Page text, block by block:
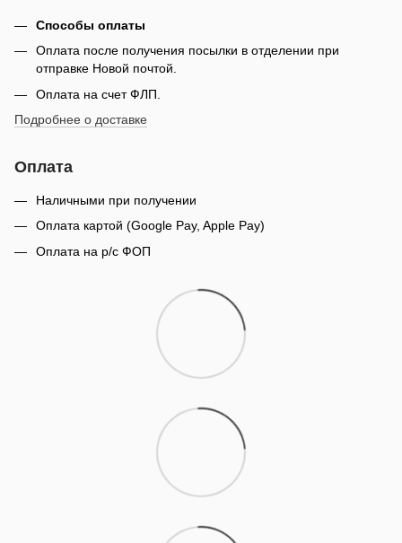
Способы оплаты
Оплата после получения посылки в отделении при
отправке Новой почтой.
Оплата на счет ФЛП.
Подробнее о доставке
Оплата
Наличными при получении
Оплата картой (Google Pay, Apple Pay)
Оплата на р/с ФОП